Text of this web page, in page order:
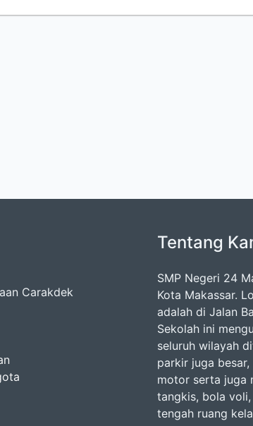
Carakdek
Tentang
SMP Negeri 24
Kota Makassar.
adalah di Jalan
Sekolah ini
seluruh wilayah
parkir juga
motor serta juga
tangkis, bola
tengah ruang